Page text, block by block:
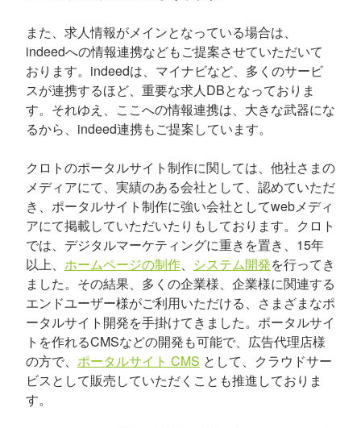
また、求人情報がメインとなっている場合は、
indeedへの情報連携などもご提案させていただいて
おります。indeedは、マイナビなど、多くのサービ
スが連携するほど、重要な求人DBとなっておりま
す。それゆえ、ここへの情報連携は、大きな武器にな
るから、indeed連携もご提案しています。
クロトのポータルサイト制作に関しては、他社さまの
メディアにて、実績のある会社として、認めていただ
き、ポータルサイト制作に強い会社としてwebメディ
アにて掲載していただいたりもしております。クロト
では、デジタルマーケティングに重きを置き、15年
以上、 ホームページの制作、 システム開発を行ってき
ました。その結果、多くの企業様、企業様に関連する
エンドユーザー様がご利用いただける、さまざまなポ
ータルサイト開発を手掛けてきました。ポータルサイ
トを作れるCMSなどの開発も可能で、広告代理店様
の方で、 ポータルサイト CMS として、クラウドサー
ビスとして販売していただくことも推進しておりま
す。